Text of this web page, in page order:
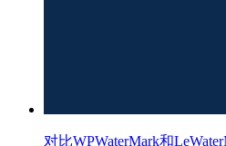
对比WPWaterMark和